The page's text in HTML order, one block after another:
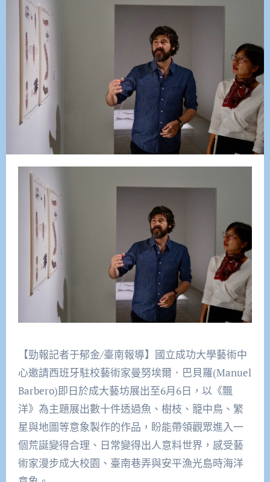
【勁報記者于郁金/臺南報導】國立成功大學藝術中
心邀請西班牙駐校藝術家曼努埃爾．巴貝羅(Manuel
Barbero)即日於成大藝坊展出至6月6日，以《飄
洋》為主題展出數十件透過魚、樹枝、籠中鳥、繁
星與地圖等意象製作的作品，盼能帶領觀眾進入一
個荒誕變得合理、日常變得出人意料世界，感受藝
術家漫步成大校園、臺南巷弄與安平漁光島時海洋